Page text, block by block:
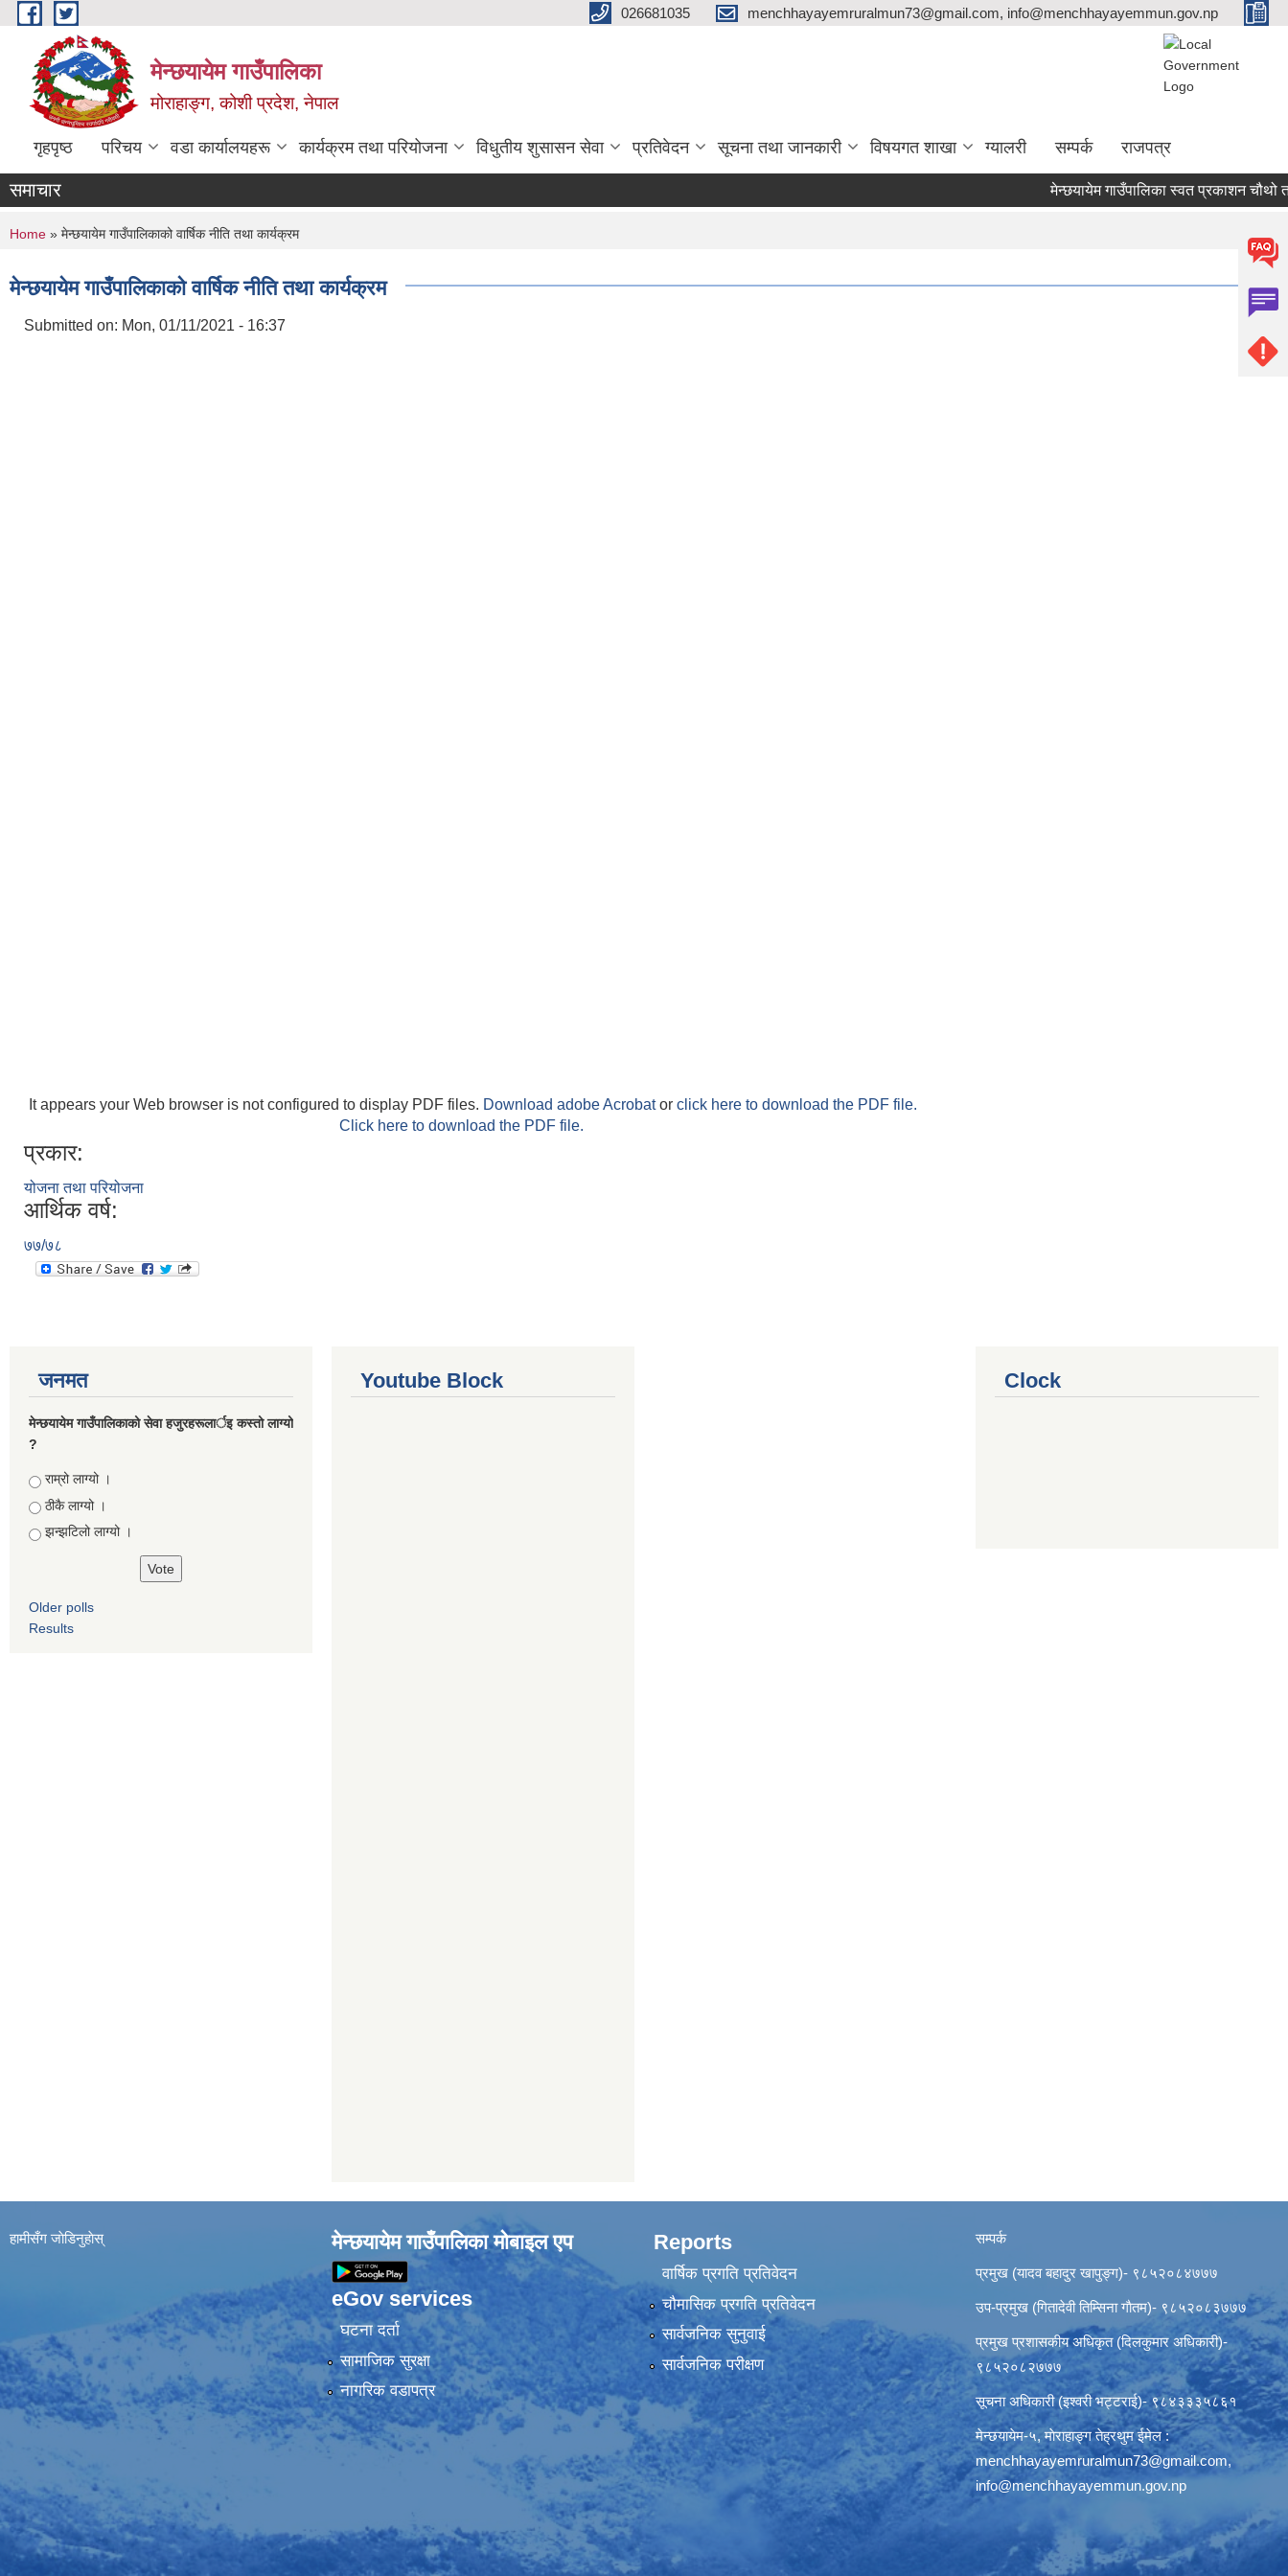
Skip to main content 026681035 menchhayayemruralmun73@gmail.com, info@menchhayayemmun.gov.np
मेन्छयायेम गाउँपालिका
मोराहाङ्ग, कोशी प्रदेश, नेपाल
गृहपृष्ठ परिचय वडा कार्यालयहरू कार्यक्रम तथा परियोजना विधुतीय शुसासन सेवा प्रतिवेदन सूचना तथा जानकारी विषयगत शाखा ग्यालरी सम्पर्क राजपत्र
समाचार मेन्छयायेम गाउँपालिका स्वत प्रकाशन चौथो
You are here
Home » मेन्छयायेम गाउँपालिकाको वार्षिक नीति तथा कार्यक्रम
मेन्छयायेम गाउँपालिकाको वार्षिक नीति तथा कार्यक्रम
Submitted on: Mon, 01/11/2021 - 16:37
It appears your Web browser is not configured to display PDF files. Download adobe Acrobator click here to download the PDF file.
Click here to download the PDF file.
प्रकार:
योजना तथा परियोजना
आर्थिक वर्ष:
७७/७८
जनमत
मेन्छयायेम गाउँपालिकाको सेवा हजुरहरूलार्इ कस्तो लाग्यो
?
Choices
राम्रो लाग्यो ।
ठीकै लाग्यो ।
झन्झटिलो लाग्यो ।
Older polls
Results
Youtube Block Clock
हामीसँग जाेडिनुहाेस् मेन्छयायेम गाउँपालिका मोबाइल एप
eGov services
घटना दर्ता
सामाजिक सुरक्षा
नागरिक वडापत्र
Reports
वार्षिक प्रगति प्रतिवेदन
चौमासिक प्रगति प्रतिवेदन
सार्वजनिक सुनुवाई
सार्वजनिक परीक्षण
सम्पर्क
प्रमुख (यादव बहादुर खापुङ्ग)- ९८५२०८४७७७
उप-प्रमुख (गितादेवी तिम्सिना गाैतम)- ९८५२०८३७७७
प्रमुख प्रशासकीय अधिकृत (दिलकुमार अधिकारी)-
९८५२०८२७७७
सूचना अधिकारी (इश्वरी भट्टराई)- ९८४३३३५८६१
मेन्छयायेम-५, माेराहाङ्ग तेह्रथुम ईमेल :
menchhayayemruralmun73@gmail.com,
info@menchhayayemmun.gov.np